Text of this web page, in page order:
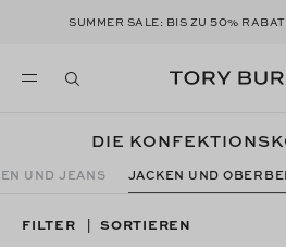
SUMMER SALE: BIS ZU50%
DIE
UND JEANS JACKEN UND
FILTER | SORTIEREN